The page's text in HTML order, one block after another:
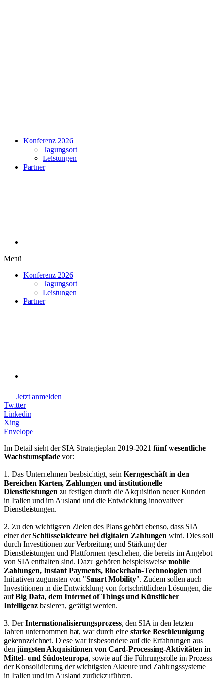
Konferenz 2026
Tagungsort
Leistungen
Partner
Menü
Konferenz 2026
Tagungsort
Leistungen
Partner
Jetzt anmelden
Twitter
Linkedin
Xing
Envelope
Im Detail sieht der SIA Strategieplan 2019-2021 fünf wesentliche
Wachstumspfade vor:
1. Das Unternehmen beabsichtigt, sein Kerngeschäft in den
Bereichen Karten, Zahlungen und institutionelle
Dienstleistungen zu festigen durch die Akquisition neuer Kunden
in Italien und im Ausland und die Entwicklung innovativer
Dienstleistungen.
2. Zu den wichtigsten Zielen des Plans gehört ebenso, dass SIA
einer derSchlüsselakteure bei digitalen Zahlungen wird. Dies soll
durch Investitionen zur Verbreitung und Stärkung der
Dienstleistungen und Plattformen geschehen, die bereits im Angebot
von SIA enthalten sind. Dazu gehören beispielsweise mobile
Zahlungen, Instant Payments, Blockchain-Technologien und
Initiativen zugunsten von "Smart Mobility". Zudem sollen auch
Investitionen in die Entwicklung von fortschrittlichen Lösungen, die
aufBig Data, dem Internet of Things und Künstlicher
Intelligenz basieren, getätigt werden.
3. DerInternationalisierungsprozess, den SIA in den letzten
Jahren unternommen hat, war durch eine starke Beschleunigung
gekennzeichnet. Diese war insbesondere auf die Erfahrungen aus
den jüngsten Akquisitionen von Card-Processing-Aktivitäten in
Mittel- und Südosteuropa, sowie auf die Führungsrolle im Prozess
der Konsolidierung der wichtigsten Akteure und Zahlungssysteme
in Italien und im Ausland zurückzuführen.